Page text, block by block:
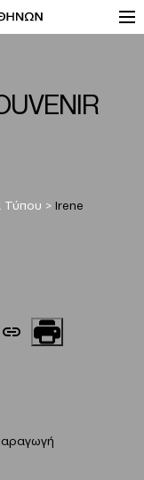
Τύπου > Irene